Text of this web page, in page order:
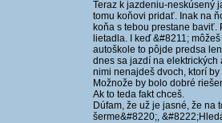
Teraz k jazdeniu-neskúsený
tomu koňovi pridať. Inak na
koňa s tebou prestane
lietadla. I keď &#8211;
autoškole to pôjde predsa
dnes sa jazdí na
nimi nenajdeš dvoch, ktorí
Možnože by bolo dobré
Ak to teda fakt chceš.
Dúfam, že už je jasné, že na
šerme&#8220;,